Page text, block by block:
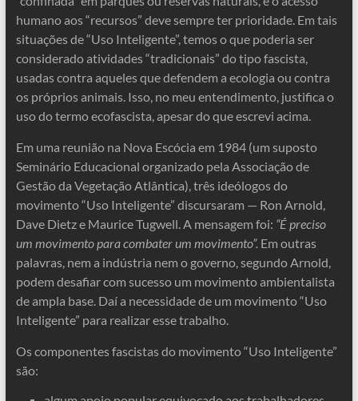
humano aos “recursos” deve sempre ter prioridade. Em tais
situações de “Uso Inteligente”, temos o que poderia ser
considerado atividades “tradicionais” do tipo fascista,
usadas contra aqueles que defendem a ecologia ou contra
os próprios animais. Isso, no meu entendimento, justifica o
uso do termo ecofascista, apesar do que escrevi acima.
Em uma reunião na Nova Escócia em 1984 (um suposto
Seminário Educacional organizado pela Associação de
Gestão da Vegetação Atlântica), três ideólogos do
movimento “Uso Inteligente” discursaram — Ron Arnold,
Dave Dietz e Maurice Tugwell. A mensagem foi: “É preciso
um movimento para combater um movimento”. Em outras
palavras, nem a indústria nem o governo, segundo Arnold,
podem desafiar com sucesso um movimento ambientalista
de ampla base. Daí a necessidade de um movimento “Uso
Inteligente” para realizar esse trabalho.
Os componentes fascistas do movimento “Uso Inteligente”
são: